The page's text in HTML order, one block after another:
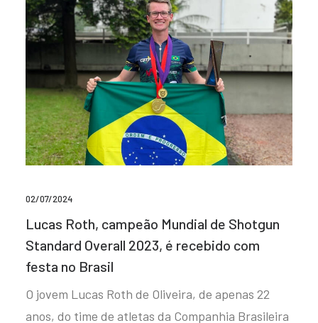
02/07/2024
Lucas Roth, campeão Mundial de Shotgun
Standard Overall 2023, é recebido com
festa no Brasil
O jovem Lucas Roth de Oliveira, de apenas 22
anos, do time de atletas da Companhia Brasileira